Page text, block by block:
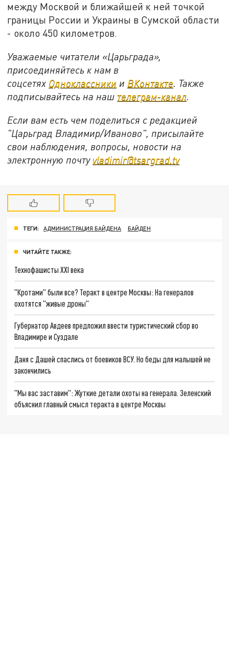
между Москвой и ближайшей к ней точкой
границы России и Украины в Сумской области
- около 450 километров.
Уважаемые читатели «Царьграда»,
присоединяйтесь к нам в
соцсетях Одноклассники и ВКонтакте. Также
подписывайтесь на наш телеграм-канал.
Если вам есть чем поделиться с редакцией
"Царьград Владимир/Иваново", присылайте
свои наблюдения, вопросы, новости на
электронную почту vladimir@tsargrad.tv
ТЕГИ: АДМИНИСТРАЦИЯ БАЙДЕНА БАЙДЕН
ЧИТАЙТЕ ТАКЖЕ:
Технофашисты XXI века
"Кротами" были все? Теракт в центре Москвы: На генералов
охотятся "живые дроны"
Губернатор Авдеев предложил ввести туристический сбор во
Владимире и Суздале
Даня с Дашей спаслись от боевиков ВСУ. Но беды для малышей не
закончились
"Мы вас заставим": Жуткие детали охоты на генерала. Зеленский
объяснил главный смысл теракта в центре Москвы